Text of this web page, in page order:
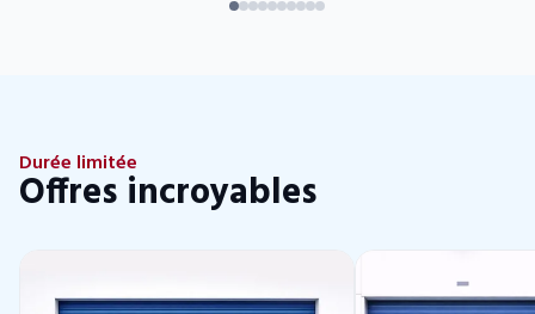
Durée limitée
Offres incroyables